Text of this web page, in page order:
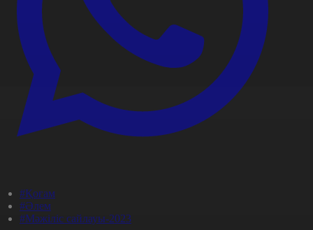
#Қоғам
#Әлем
#Мәжіліс сайлауы-2023